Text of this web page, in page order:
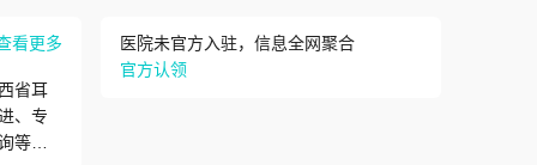
看更多
省耳
、专
等专
医院未官方入驻，信息全网聚合
官方认领